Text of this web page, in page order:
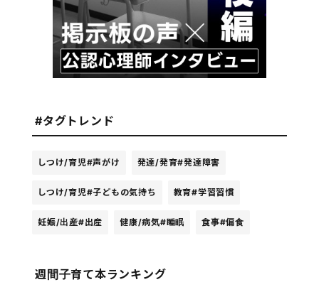
#タグトレンド
しつけ/育児#声がけ 発達/発育#発達障害
しつけ/育児#子どもの気持ち 教育#学習習慣
妊娠/出産#出産 健康/病気#睡眠 食事#偏食
週間子育て本ランキング